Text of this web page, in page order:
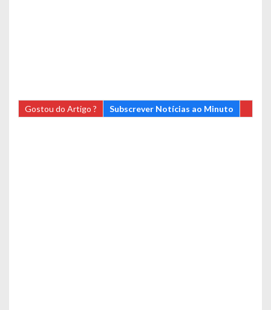
Gostou do Artigo ? Subscrever Notícias ao Minuto